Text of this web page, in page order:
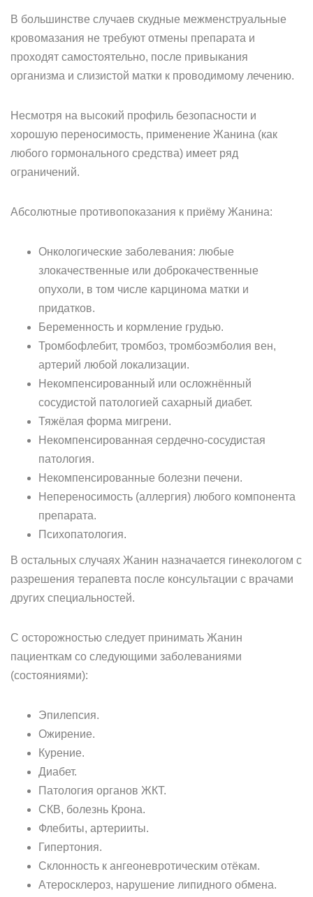
В большинстве случаев скудные межменструальные
кровомазания не требуют отмены препарата и
проходят самостоятельно, после привыкания
организма и слизистой матки к проводимому лечению.
Несмотря на высокий профиль безопасности и
хорошую переносимость, применение Жанина (как
любого гормонального средства) имеет ряд
ограничений.
Абсолютные противопоказания к приёму Жанина:
Онкологические заболевания: любые
злокачественные или доброкачественные
опухоли, в том числе карцинома матки и
придатков.
Беременность и кормление грудью.
Тромбофлебит, тромбоз, тромбоэмболия вен,
артерий любой локализации.
Некомпенсированный или осложнённый
сосудистой патологией сахарный диабет.
Тяжёлая форма мигрени.
Некомпенсированная сердечно-сосудистая
патология.
Некомпенсированные болезни печени.
Непереносимость (аллергия) любого компонента
препарата.
Психопатология.
В остальных случаях Жанин назначается гинекологом с
разрешения терапевта после консультации с врачами
других специальностей.
С осторожностью следует принимать Жанин
пациенткам со следующими заболеваниями
(состояниями):
Эпилепсия.
Ожирение.
Курение.
Диабет.
Патология органов ЖКТ.
СКВ, болезнь Крона.
Флебиты, артерииты.
Гипертония.
Склонность к ангеоневротическим отёкам.
Атеросклероз, нарушение липидного обмена.